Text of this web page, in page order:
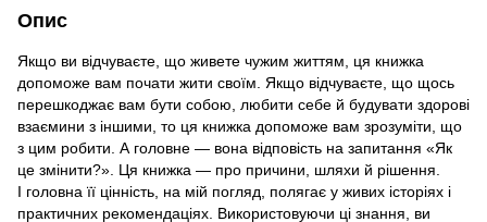
Опис
Якщо ви відчуваєте, що живете чужим життям, ця книжка
допоможе вам почати жити своїм. Якщо відчуваєте, що щось
перешкоджає вам бути собою, любити себе й будувати здорові
взаємини з іншими, то ця книжка допоможе вам зрозуміти, що
з цим робити. А головне — вона відповість на запитання «Як
це змінити?». Ця книжка — про причини, шляхи й рішення.
І головна її цінність, на мій погляд, полягає у живих історіях і
практичних рекомендаціях. Використовуючи ці знання, ви